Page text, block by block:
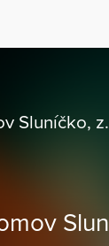
Sluníčko,